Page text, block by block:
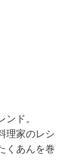
ド。
理家のレシ
くあんを巻